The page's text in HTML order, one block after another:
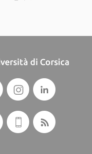
di Corsica